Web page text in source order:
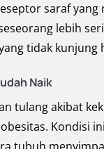
saraf yang
lebih
tidak kunjung
Naik
tulang akibat
Kondisi